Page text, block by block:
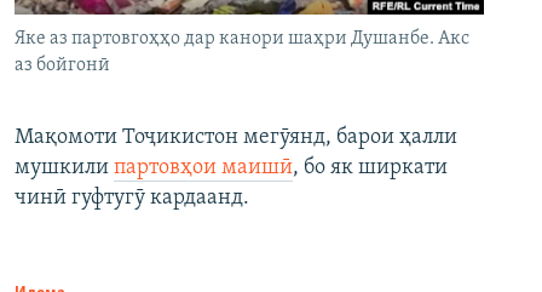
Яке аз партовгоҳҳо дар канори шаҳри Душанбе. Акс
аз бойгонӣ
Мақомоти Тоҷикистон мегӯянд, барои ҳалли
мушкили партовҳои маишӣ, бо як ширкати
чинӣ гуфтугӯ кардаанд.